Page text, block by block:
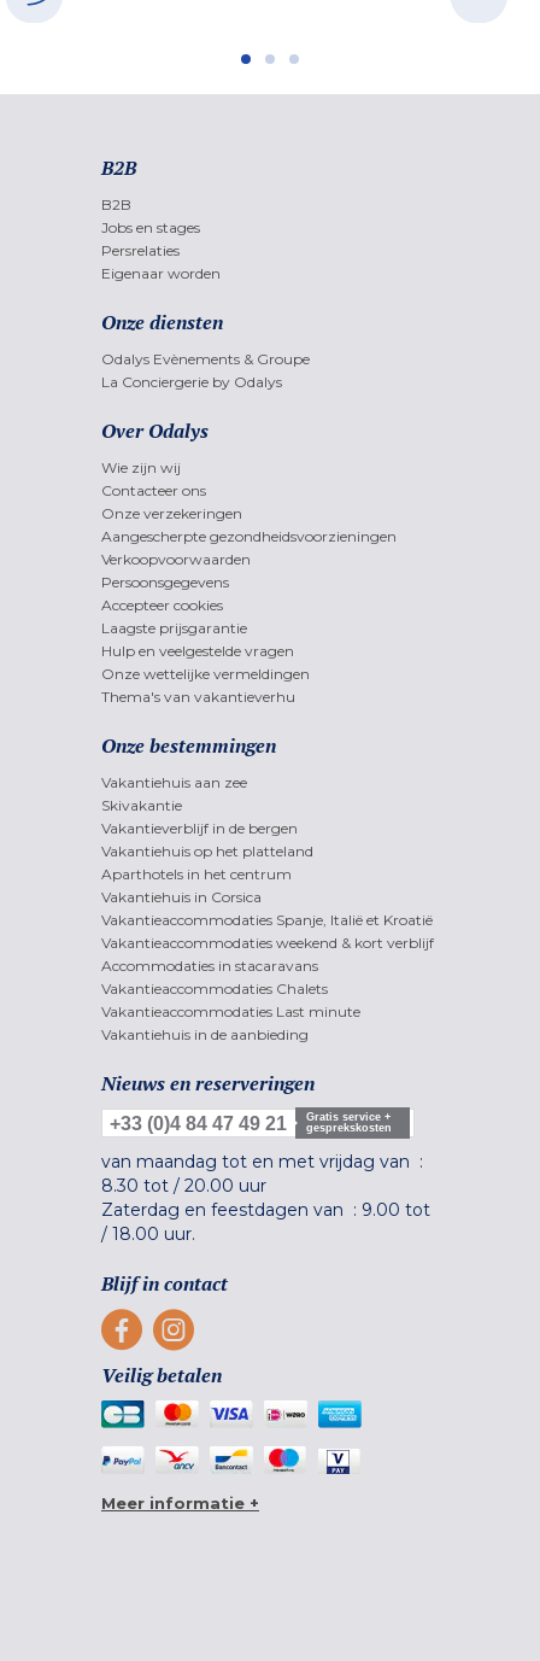
B2B
B2B
Jobs en stages
Persrelaties
Eigenaar worden
Onze diensten
Odalys Evènements & Groupe
La Conciergerie by Odalys
Over Odalys
Wie zijn wij
Contacteer ons
Onze verzekeringen
Aangescherpte gezondheidsvoorzieningen
Verkoopvoorwaarden
Persoonsgegevens
Accepteer cookies
Laagste prijsgarantie
Hulp en veelgestelde vragen
Onze wettelijke vermeldingen
Thema's van vakantieverhu
Onze bestemmingen
Vakantiehuis aan zee
Skivakantie
Vakantieverblijf in de bergen
Vakantiehuis op het platteland
Aparthotels in het centrum
Vakantiehuis in Corsica
Vakantieaccommodaties Spanje, Italië et Kroatië
Vakantieaccommodaties weekend & kort verblijf
Accommodaties in stacaravans
Vakantieaccommodaties Chalets
Vakantieaccommodaties Last minute
Vakantiehuis in de aanbieding
Nieuws en reserveringen
+33 (0)4 84 47 49 21
Gratis service +
gesprekskosten
van maandag tot en met vrijdag van :
8.30 tot / 20.00 uur
Zaterdag en feestdagen van : 9.00 tot
/ 18.00 uur.
Blijf in contact
Veilig betalen
Meer informatie +